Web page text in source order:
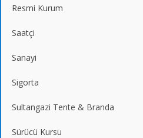
Resmi Kurum
Saatçi
Sanayi
Sigorta
Sultangazi Tente & Branda
Sürücü Kursu